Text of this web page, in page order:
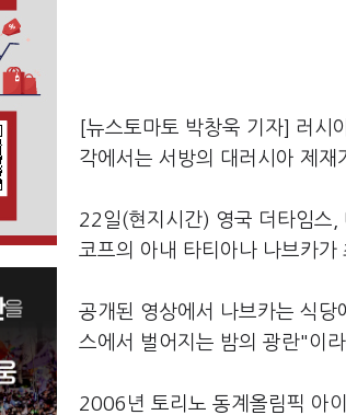
[뉴스토마토 박창욱 기자] 러시
각에서는 서방의 대러시아 제재
22일(현지시간) 영국 더타임스,
코프의 아내 타티아나 나브카가
공개된 영상에서 나브카는 식
스에서 벌어지는 밤의 광란"이
2006년 토리노 동계올림픽 아